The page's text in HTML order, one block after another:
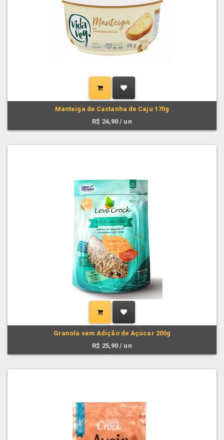
Manteiga de Castanha de Caju 170g
R$ 24,90 / un
Granola sem Adição de Açúcar 200g
R$ 25,90 / un